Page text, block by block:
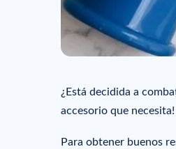
¿Está decidida a
accesorio que
Para obtener buenos